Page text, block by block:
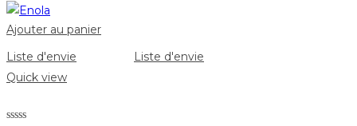
Ajouter au panier
Liste d'envie
Liste d'envie
Quick view